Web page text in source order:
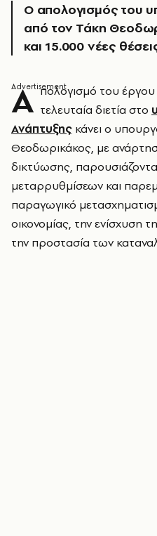
Ο απολογισμός του
από τον Τάκη
και 15.000 νέες
Α πολογισμό του
τελευταία διετία στο
Ανάπτυξης κάνει ο
Θεοδωρικάκος, με
δικτύωσης,
μεταρρυθμίσεων και
παραγωγικό
οικονομίας, την ενίσχυση
την προστασία των